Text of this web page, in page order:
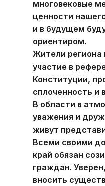
многовековые
ценности
и в будущем
ориентиром.
Жители региона
участие в
Конституции,
сплоченность и
В области в
уважения и
живут
Всеми своими
край обязан
граждан.
вносить